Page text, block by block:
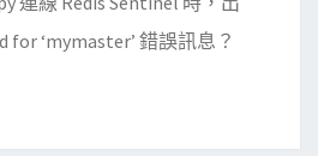
for ‘mymaster’ 錯誤訊息？